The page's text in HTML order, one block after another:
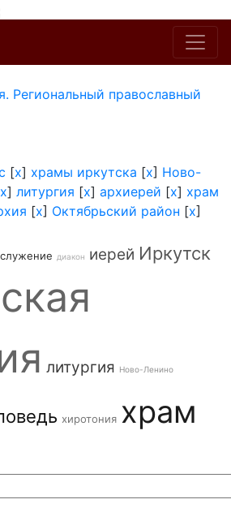
Региональный православный
[x] храмы иркутска [x] Ново-
x] литургия [x] архиерей [x] храм
[x] Октябрьский район [x]
диакон иерей Иркутск
литургия Ново-Ленино
хиротония храм